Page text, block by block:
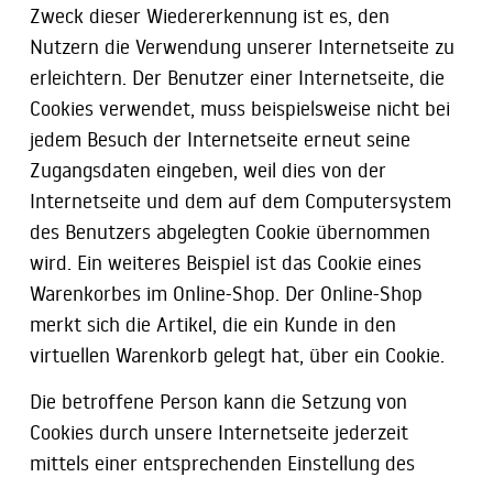
Zweck dieser Wiedererkennung ist es, den
Nutzern die Verwendung unserer Internetseite zu
erleichtern. Der Benutzer einer Internetseite, die
Cookies verwendet, muss beispielsweise nicht bei
jedem Besuch der Internetseite erneut seine
Zugangsdaten eingeben, weil dies von der
Internetseite und dem auf dem Computersystem
des Benutzers abgelegten Cookie übernommen
wird. Ein weiteres Beispiel ist das Cookie eines
Warenkorbes im Online-Shop. Der Online-Shop
merkt sich die Artikel, die ein Kunde in den
virtuellen Warenkorb gelegt hat, über ein Cookie.
Die betroffene Person kann die Setzung von
Cookies durch unsere Internetseite jederzeit
mittels einer entsprechenden Einstellung des